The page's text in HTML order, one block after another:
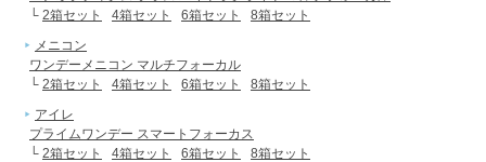
└ 2箱セット 4箱セット 6箱セット
8箱セット
メニコン
ワンデーメニコン マルチフォーカル
└ 2箱セット 4箱セット 6箱セット
8箱セット
アイレ
プライムワンデー スマートフォーカス
└ 2箱セット 4箱セット 6箱セット
8箱セット